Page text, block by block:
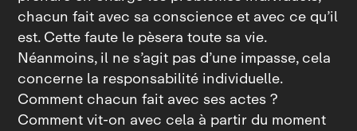
chacun fait avec sa conscience et avec ce qu’il
est. Cette faute le pèsera toute sa vie.
Néanmoins, il ne s’agit pas d’une impasse, cela
concerne la responsabilité individuelle.
Comment chacun fait avec ses actes ?
Comment vit‑on avec cela à partir du moment